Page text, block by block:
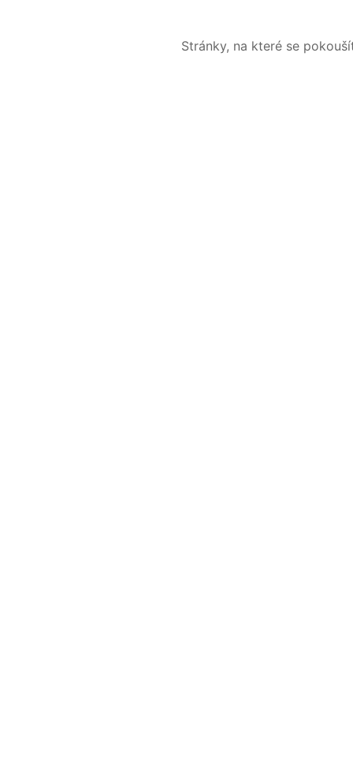
Stránky, na které se